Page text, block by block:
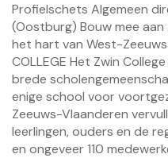
Profielschets Algemeen
(Oostburg) Bouw mee
het hart van West-
COLLEGE Het Zwin
brede
enige school voor
Zeeuws-Vlaanderen
leerlingen, ouders en de
en ongeveer 110